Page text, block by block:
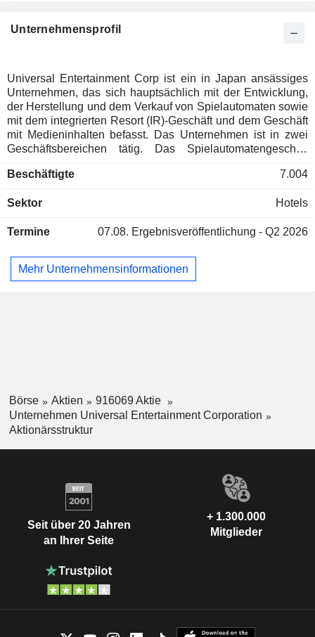
Unternehmensprofil
Universal Entertainment Corp ist ein in Japan ansässiges
Unternehmen, das sich hauptsächlich mit der Entwicklung,
der Herstellung und dem Verkauf von Spielautomaten sowie
mit dem integrierten Resort (IR)-Geschäft und dem Geschäft
mit Medieninhalten befasst. Das Unternehmen ist in zwei
Geschäftsbereichen tätig. Das Spielautomatengeschäft
und dem Verkauf von Pachislot-Automaten, Pachinko-
Kasinos, Hotels, Restaurants, Einzelhandel & Leasing,
Philippinen. Das Unternehmen ist auch im Geschäft mit
Beschäftigte 7.004
Sektor Hotels
Termine 07.08. Ergebnisveröffentlichung - Q2 2026
Mehr Unternehmensinformationen
Börse Aktien
916069 Aktie
Unternehmen Universal Entertainment Corporation
Aktionärsstruktur
Seit über 20 Jahren
an Ihrer Seite
+ 1.300.000
Mitglieder